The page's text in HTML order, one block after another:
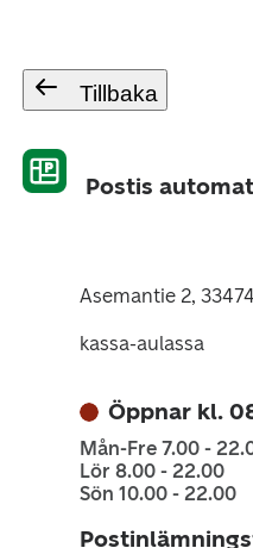
Tillbaka
Postis
Asemantie 2,
kassa-aulassa
Öppnar kl.
Mån-Fre 7.00 -
Lör 8.00 - 22.00
Sön 10.00 - 22.00